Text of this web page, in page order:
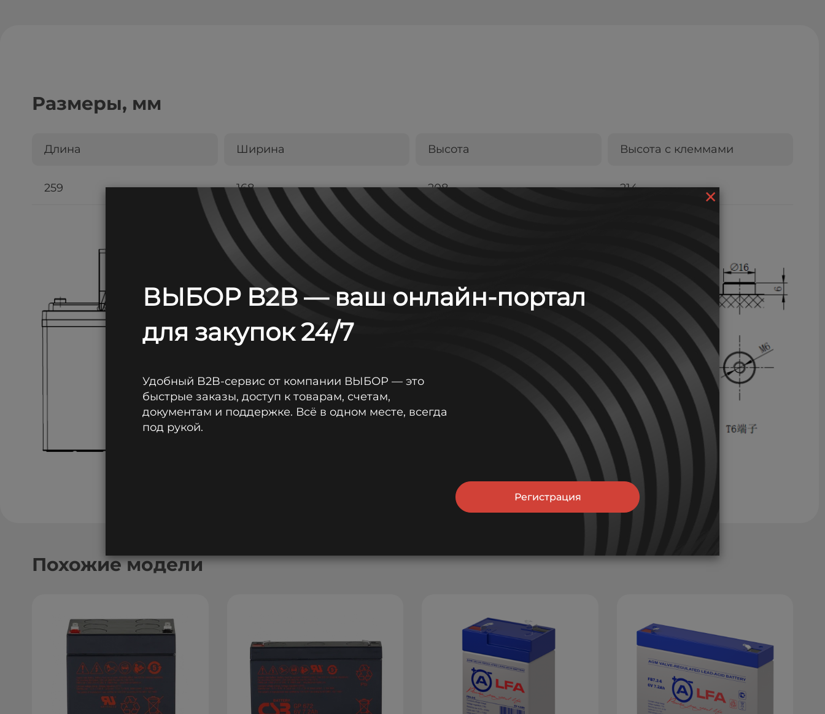
Размеры, мм
Длина Ширина Высота Высота с клеммами
259 168 208 214
Похожие модели
×
ВЫБОР B2B — ваш онлайн-портал
для закупок 24/7
Удобный B2B-сервис от компании ВЫБОР — это
быстрые заказы, доступ к товарам, счетам,
документам и поддержке. Всё в одном месте, всегда
под рукой.
Регистрация